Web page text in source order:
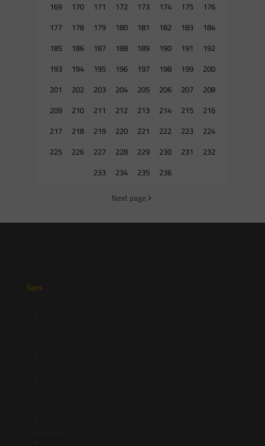
169
170 171 172 173 174 175
176
177
178 179 180 181 182 183
184
185
186 187 188 189 190 191
192
193
194 195 196 197 198 199
200
201
202 203 204 205 206 207
208
209
210 211 212 213 214 215
216
217
218 219 220 221 222 223
224
225
226 227 228 229 230 231
232
233
234 235 236
Next page
Saes